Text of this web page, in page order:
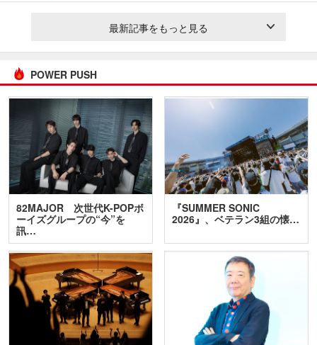
最新記事をもっと見る
POWER PUSH
82MAJOR 次世代K-POPボ
ーイズグループの“今”を
訊…
『SUMMER SONIC
2026』、ベテラン3組の懐…